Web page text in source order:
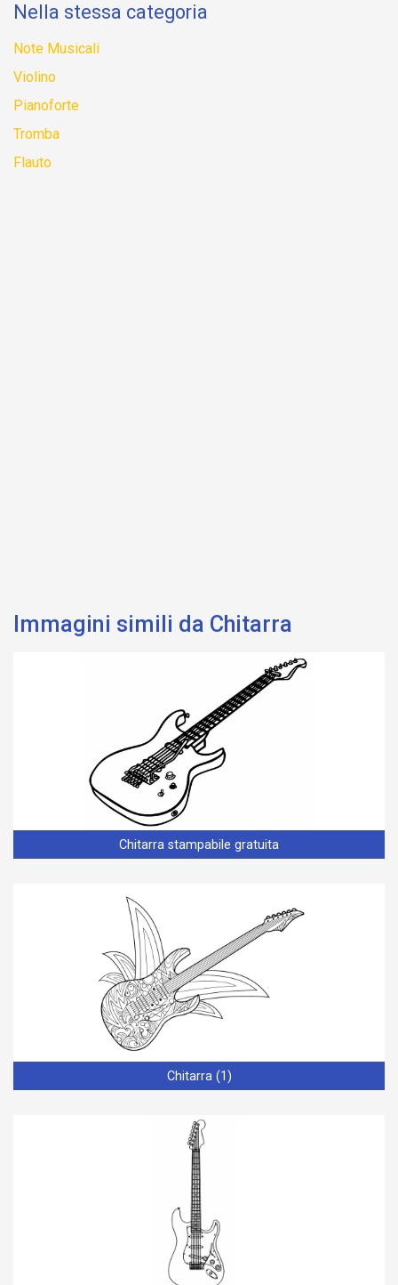
Nella stessa categoria
Note Musicali
Violino
Pianoforte
Tromba
Flauto
Immagini simili da Chitarra
Chitarra stampabile gratuita
Chitarra (1)